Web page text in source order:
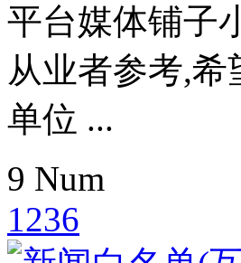
平台媒体铺子
从业者参考,
单位 ...
9 Num
1236